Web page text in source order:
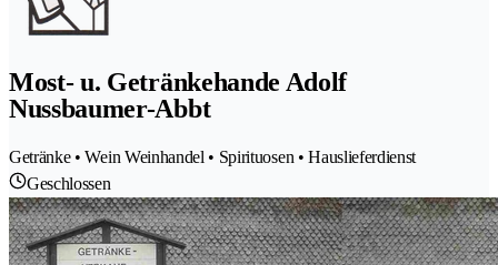
Most- u. Getränkehande Adolf
Nussbaumer-Abbt
Getränke • Wein Weinhandel • Spirituosen • Hauslieferdienst
Geschlossen